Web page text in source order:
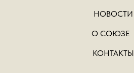
НОВОСТИ
О СОЮЗЕ
КОНТАКТЫ